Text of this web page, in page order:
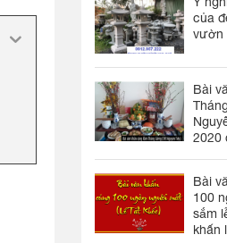
của
vườn
Bài
2020
Bài
100
sắm
khấn